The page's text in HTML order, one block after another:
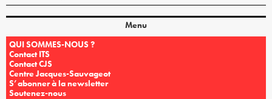
Menu
QUI SOMMES-NOUS ?
Contact ITS
Contact CJS
Centre Jacques-Sauvageot
S’abonner à la newsletter
Soutenez-nous